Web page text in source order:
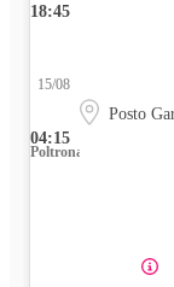
18:45
04:15
15/08
Posto
Poltrona